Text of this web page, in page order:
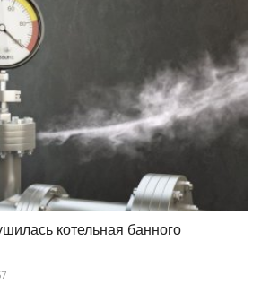
котельная банного